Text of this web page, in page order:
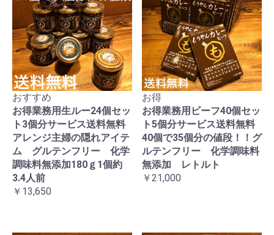
おすすめ
お得業務用生ルー24個セッ
ト3個分サービス送料無料
アレンジ主婦の隠れアイテ
ム グルテンフリー 化学
調味料無添加180ｇ1個約
3.4人前
￥13,650
お得
お得業務用ビーフ40個セッ
ト5個分サービス送料無料
40個で35個分の値段！！グ
ルテンフリー 化学調味料
無添加 レトルト
￥21,000